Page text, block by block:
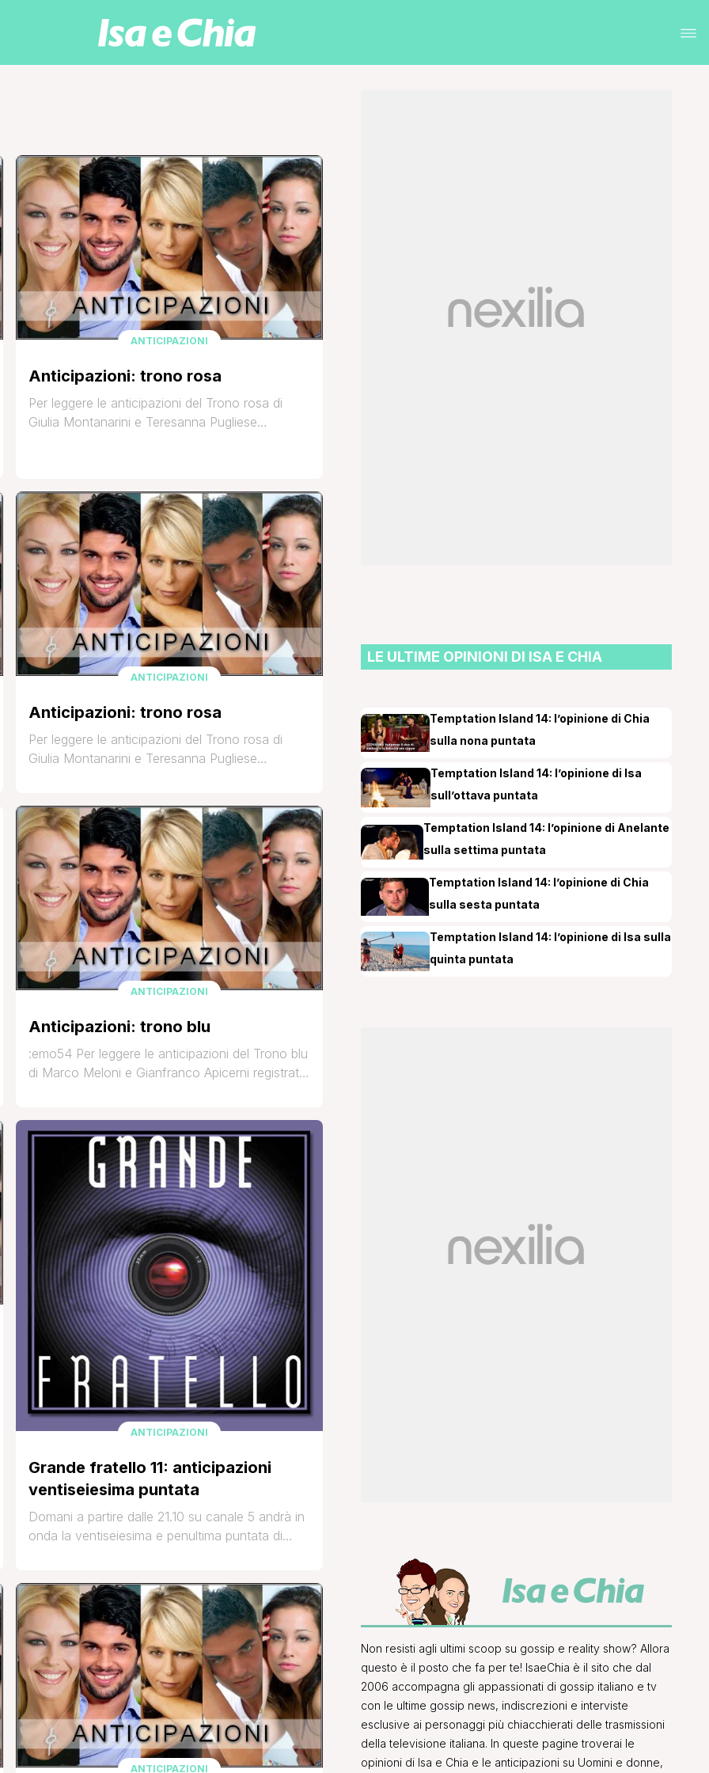
ANTICIPAZIONI
Anticipazioni: trono rosa
Per leggere le anticipazioni del Trono rosa di
Giulia Montanarini e Teresanna Pugliese
Vicolodellenews.forumfree.it Anche in questa
puntata c'è Claudia, la sorella di Giulia. Maria fa
scendere dalle scale, come sempre, i ragazzi. La
puntata è quasi tutta dedicata a Teresanna.
Antonio ha [']
ANTICIPAZIONI
Anticipazioni: trono rosa
Per leggere le anticipazioni del Trono rosa di
Giulia Montanarini e Teresanna Pugliese
aggiornato con le anticipazioni dettagliate e uno
status direttamente dalla fanpage di Alessio Lo
Passo 😉 Fonte: Vicolodellenews.forumfree.it LA
NOSTRA TALPA CI FA SAPERE CHE LA
PUNTATA è SINGOLA,LA PRIMA PARTE [']
ANTICIPAZIONI
Anticipazioni: trono blu
:emo54 Per leggere le anticipazioni del Trono blu
di Marco Meloni e Gianfranco Apicerni registrato
AGGIORNAMENTO: Inserite le anticipazioni
complete Maria fa entrare Tina e Gianni.Entra
poi Gianfranco e Marco.Maria chiama Leonardo
e Diletta.Subito dopo entra Bubi dalla parte
opposta. Per le 20enni scendono dalle scale [']
ANTICIPAZIONI
Grande fratello 11: anticipazioni
ventiseiesima puntata
Domani a partire dalle 21.10 su canale 5 andrà in
onda la ventiseiesima e penultima puntata di
concorrenti che accederanno alla finalissima del
18 Aprile. Uno dei finalisti verrà deciso
direttamente dagli inquilini all'interno della casa,ci
sarà poi l'eliminazione tra i [']
ANTICIPAZIONI
LE ULTIME OPINIONI DI ISA E CHIA
Temptation Island 14: l’opinione di Chia
sulla nona puntata
Temptation Island 14: l’opinione di Isa
sull’ottava puntata
Temptation Island 14: l’opinione di Anelante
sulla settima puntata
Temptation Island 14: l’opinione di Chia
sulla sesta puntata
Temptation Island 14: l’opinione di Isa sulla
quinta puntata
Non resisti agli ultimi scoop su gossip e reality show? Allora
questo è il posto che fa per te! IsaeChia è il sito che dal
2006 accompagna gli appassionati di gossip italiano e tv
con le ultime gossip news, indiscrezioni e interviste
esclusive ai personaggi più chiacchierati delle trasmissioni
della televisione italiana. In queste pagine troverai le
opinioni di Isa e Chia e le anticipazioni su Uomini e donne,